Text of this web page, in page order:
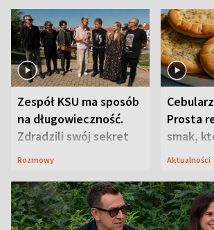
Zespół KSU ma sposób
na długowieczność.
Zdradzili swój sekret
Rozmowy
Prosta
smak,
Aktualności